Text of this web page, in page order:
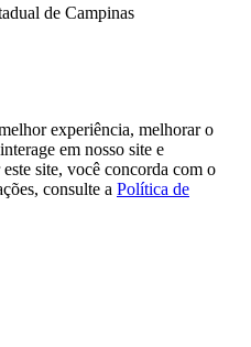
de Campinas
experiência, melhorar o
em nosso site e
site, você concorda com o
consulte a Política de